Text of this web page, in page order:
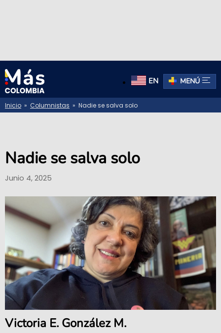
EN MENÚ
Inicio » Columnistas » Nadie se salva solo
Nadie se salva solo
Junio 4, 2025
Victoria E. González M.